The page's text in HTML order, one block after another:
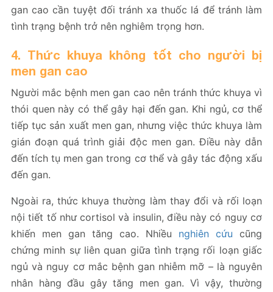
gan cao cần tuyệt đối tránh xa thuốc lá để tránh làm
tình trạng bệnh trở nên nghiêm trọng hơn.
4. Thức khuya không tốt cho người bị
men gan cao
Người mắc bệnh men gan cao nên tránh thức khuya vì
thói quen này có thể gây hại đến gan. Khi ngủ, cơ thể
tiếp tục sản xuất men gan, nhưng việc thức khuya làm
gián đoạn quá trình giải độc men gan. Điều này dẫn
đến tích tụ men gan trong cơ thể và gây tác động xấu
đến gan.
Ngoài ra, thức khuya thường làm thay đổi và rối loạn
nội tiết tố như cortisol và insulin, điều này có nguy cơ
khiến men gan tăng cao. Nhiều nghiên cứu cũng
chứng minh sự liên quan giữa tình trạng rối loạn giấc
ngủ và nguy cơ mắc bệnh gan nhiễm mỡ – là nguyên
nhân hàng đầu gây tăng men gan. Vì vậy, thường